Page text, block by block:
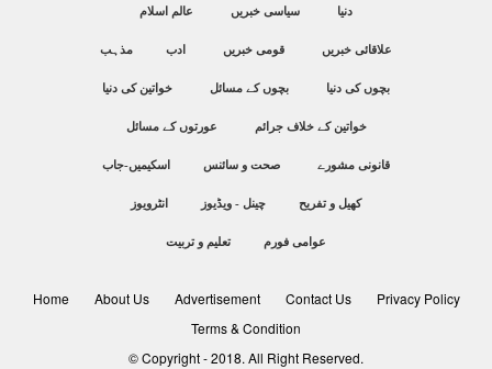
دنیا سیاسی خبریں عالم اسلام
علاقائی خبریں قومی خبریں ادب مذہب
بچوں کی دنیا بچوں کے مسائل خواتین کی دنیا
خواتین کے خلاف جرائم عورتوں کے مسائل
قانونی مشورے صحت و سائنس اسکیمیں-جاب
کھیل و تفریح چینل - ویڈیوز انٹرویوز
عوامی فورم تعلیم و تربیت
Home About Us Advertisement Contact Us
Privacy Policy
Terms & Condition
© Copyright - 2018. All Right Reserved.